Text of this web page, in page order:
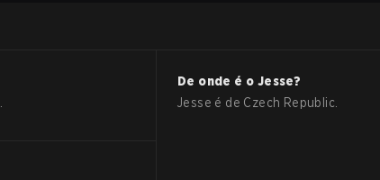
De onde é o Jesse?
Jesse é de Czech Republic